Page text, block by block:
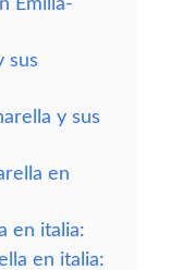
Emilia-
sus
y sus
en
en italia:
en italia: